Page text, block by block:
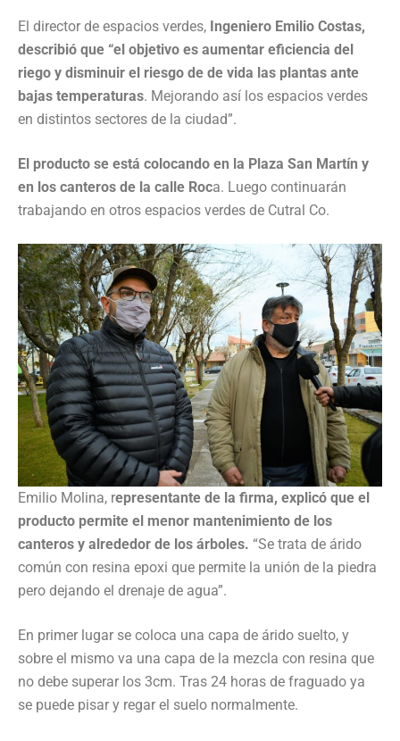
El director de espacios verdes, Ingeniero Emilio Costas,
describió que “el objetivo es aumentar eficiencia del
riego y disminuir el riesgo de de vida las plantas ante
bajas temperaturas. Mejorando así los espacios verdes
en distintos sectores de la ciudad”.
El producto se está colocando en la Plaza San Martín y
en los canteros de la calle Roca. Luego continuarán
trabajando en otros espacios verdes de Cutral Co.
Emilio Molina, representante de la firma, explicó que el
producto permite el menor mantenimiento de los
canteros y alrededor de los árboles. “Se trata de árido
común con resina epoxi que permite la unión de la piedra
pero dejando el drenaje de agua”.
En primer lugar se coloca una capa de árido suelto, y
sobre el mismo va una capa de la mezcla con resina que
no debe superar los 3cm. Tras 24 horas de fraguado ya
se puede pisar y regar el suelo normalmente.